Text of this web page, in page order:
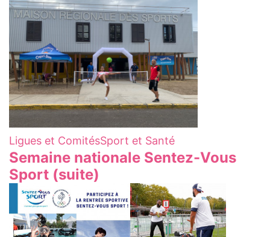
Ligues et ComitésSport et Santé
Semaine nationale Sentez-Vous
Sport (suite)